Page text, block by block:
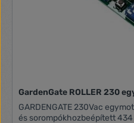
GardenGate ROLLER 230
GARDENGATE 230Vac
és sorompókhozbeépített